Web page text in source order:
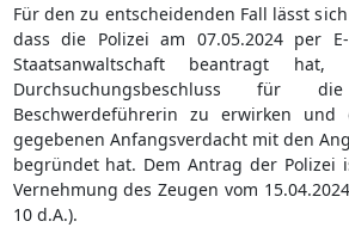
Für den zu entscheidenden Fall lässt
dass die Polizei am 07.05.2024 per
Staatsanwaltschaft beantragt hat,
Durchsuchungsbeschluss für
Beschwerdeführerin zu erwirken
gegebenen Anfangsverdacht mit den
begründet hat. Dem Antrag der Polizei
Vernehmung des Zeugen vom
10 d.A.).